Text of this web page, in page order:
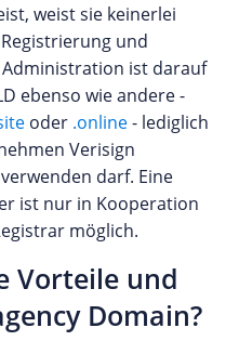
weist sie keinerlei
und
ist darauf
ebenso wie andere -
oder .online- lediglich
Verisign
darf. Eine
ist nur in Kooperation
möglich.
Vorteile und
Domain?